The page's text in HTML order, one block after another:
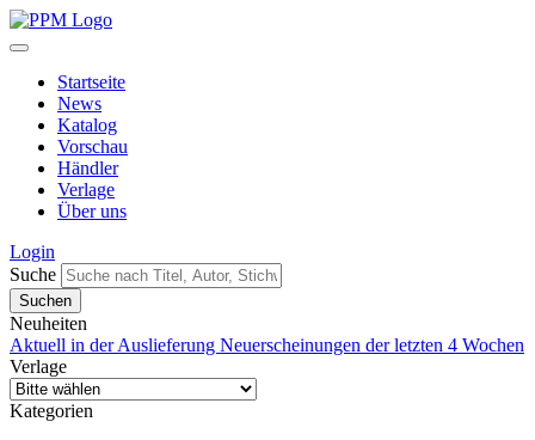
Startseite
News
Katalog
Vorschau
Händler
Verlage
Über uns
Login
Suche
Neuheiten
Aktuell in der Auslieferung Neuerscheinungen der letzten 4 Wochen
Verlage
Kategorien